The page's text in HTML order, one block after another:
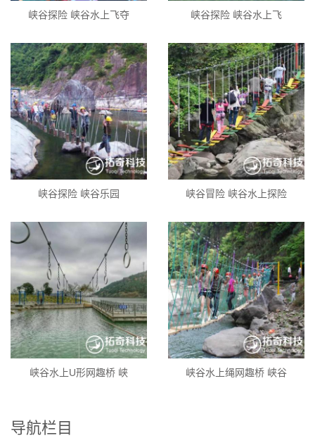
峡谷探险 峡谷水上飞夺 峡谷探险 峡谷水上飞
峡谷探险 峡谷乐园 峡谷冒险 峡谷水上探险
峡谷水上U形网趣桥 峡 峡谷水上绳网趣桥 峡谷
导航栏目